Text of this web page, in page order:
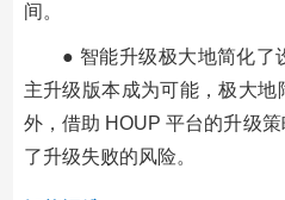
间。
● 智能升级极大地简化了
主升级版本成为可能，极大
外，借助 HOUP 平台的升级
了升级失败的风险。